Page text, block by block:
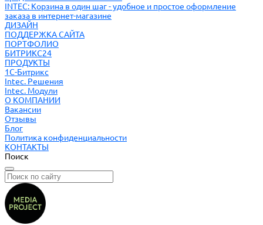
INTEC: Корзина в один шаг - удобное и простое оформление
заказа в интернет-магазине
ДИЗАЙН
ПОДДЕРЖКА САЙТА
ПОРТФОЛИО
БИТРИКС24
ПРОДУКТЫ
1С-Битрикс
Intec. Решения
Intec. Модули
О КОМПАНИИ
Вакансии
Отзывы
Блог
Политика конфиденциальности
КОНТАКТЫ
Поиск